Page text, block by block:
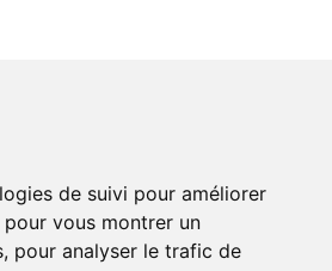
de suivi pour améliorer
vous montrer un
pour analyser le trafic de